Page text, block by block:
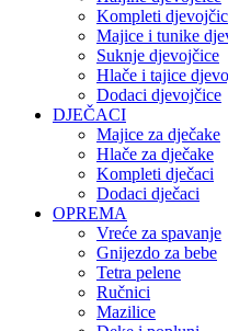
Kompleti
Majice i tunike
Suknje djevojčice
Hlače i tajice
Dodaci djevojčice
DJEČACI
Majice za dječake
Hlače za dječake
Kompleti dječaci
Dodaci dječaci
OPREMA
Vreće za spavanje
Gnijezdo za bebe
Tetra pelene
Ručnici
Mazilice